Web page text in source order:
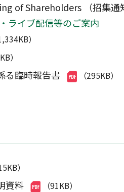
of Shareholders （招集通
ライブ配信等のご案内
）
）
る臨時報告書 （295KB）
）
資料 （91KB）